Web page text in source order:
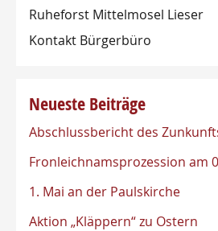
Ruheforst Mittelmosel Lieser
Kontakt Bürgerbüro
Neueste Beiträge
Abschlussbericht des
Fronleichnamsprozession am
1. Mai an der Paulskirche
Aktion „Kläppern“ zu Ostern